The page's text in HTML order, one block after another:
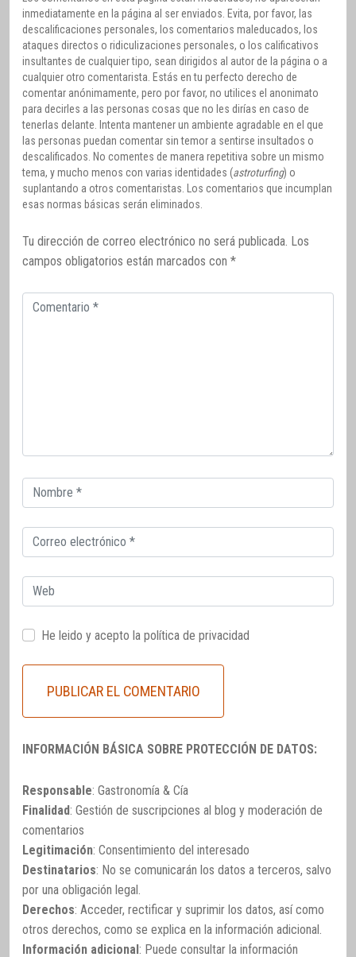
inmediatamente en la página al ser enviados. Evita, por favor, las
descalificaciones personales, los comentarios maleducados, los
ataques directos o ridiculizaciones personales, o los calificativos
insultantes de cualquier tipo, sean dirigidos al autor de la página o a
cualquier otro comentarista. Estás en tu perfecto derecho de
comentar anónimamente, pero por favor, no utilices el anonimato
para decirles a las personas cosas que no les dirías en caso de
tenerlas delante. Intenta mantener un ambiente agradable en el que
las personas puedan comentar sin temor a sentirse insultados o
descalificados. No comentes de manera repetitiva sobre un mismo
tema, y mucho menos con varias identidades (astroturfing) o
suplantando a otros comentaristas. Los comentarios que incumplan
esas normas básicas serán eliminados.
Tu dirección de correo electrónico no será publicada. Los
campos obligatorios están marcados con *
Comentario
Correo
electrónico
Correo
electrónico
Web
He leido y acepto la política de privacidad
INFORMACIÓN BÁSICA SOBRE PROTECCIÓN DE DATOS:
Responsable: Gastronomía & Cía
Finalidad: Gestión de suscripciones al blog y moderación de
comentarios
Legitimación: Consentimiento del interesado
Destinatarios: No se comunicarán los datos a terceros, salvo
por una obligación legal.
Derechos: Acceder, rectificar y suprimir los datos, así como
otros derechos, como se explica en la información adicional.
Información adicional : Puede consultar la información